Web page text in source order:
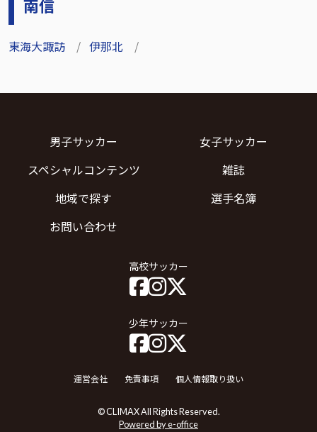
南信
東海大諏訪 伊那北
男子サッカー
女子サッカー
スペシャルコンテンツ
雑誌
地域で探す
選手名簿
お問い合わせ
高校サッカー
少年サッカー
運営会社 免責事項 個人情報取り扱い
© CLIMAX All Rights Reserved.
Powered by e-office